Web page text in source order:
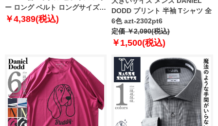
ー ロング ベルト ロングサイズ
azbl-239005
￥4,389(税込)
DODD プリント 半袖 Tシャツ 全
6色 azt-2302pt6
定価 ￥2,090(税込)
￥1,500(税込)